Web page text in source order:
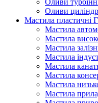
Оливи
Мастила
Мастила
Мастила
Мастила
Мастила
Мастила
Мастила
Мастила
Мастила